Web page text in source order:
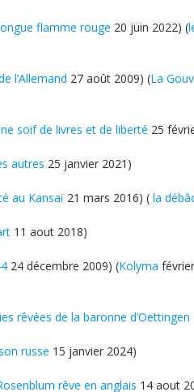
flamme rouge 20 juin 2022) (
l’Allemand 27 août 2009) (La
soif de livres et de liberté 25
autres 25 janvier 2021)
au Kansaï 21 mars 2016) ( la
11 aout 2018)
24 décembre 2009) (Kolyma
rêvées de la baronne d’Oettingen
russe 15 janvier 2024)
rêve en anglais 14 aout